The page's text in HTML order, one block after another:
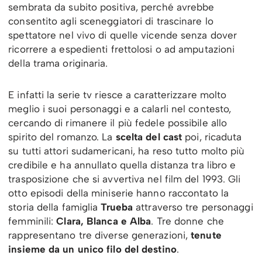
sembrata da subito positiva, perché avrebbe
consentito agli sceneggiatori di trascinare lo
spettatore nel vivo di quelle vicende senza dover
ricorrere a espedienti frettolosi o ad amputazioni
della trama originaria.
E infatti la serie tv riesce a caratterizzare molto
meglio i suoi personaggi e a calarli nel contesto,
cercando di rimanere il più fedele possibile allo
spirito del romanzo. La scelta del cast poi, ricaduta
su tutti attori sudamericani, ha reso tutto molto più
credibile e ha annullato quella distanza tra libro e
trasposizione che si avvertiva nel film del 1993. Gli
otto episodi della miniserie hanno raccontato la
storia della famigliaTrueba attraverso tre personaggi
femminili:Clara, Blanca e Alba. Tre donne che
rappresentano tre diverse generazioni, tenute
insieme da un unico filo del destino.